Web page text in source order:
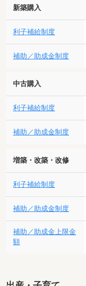
新築購入
利子補給制度
補助／助成金制度
中古購入
利子補給制度
補助／助成金制度
増築・改築・改修
利子補給制度
補助／助成金制度
補助／助成金上限金
額